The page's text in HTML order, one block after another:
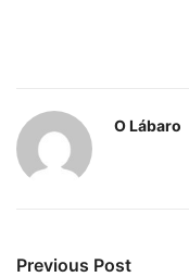
O Lábaro
Previous Post